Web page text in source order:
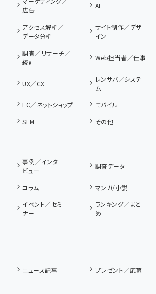
広告
AI
アクセス解析／
データ分析
サイト制作／デザ
イン
調査／リサーチ／
統計
Web担当者／仕事
UX／CX
レンサバ／システ
ム
EC／ネットショップ
モバイル
SEM その他
事例／インタ
ビュー
調査データ
コラム
マンガ/小説
イベント／セミ
ナー
ランキング／まと
め
ニュース記事
プレゼント／応募